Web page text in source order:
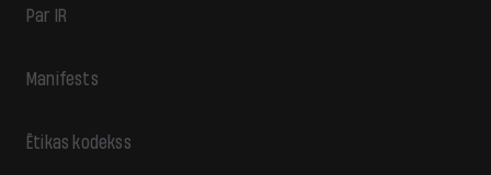
Par IR
Manifests
Ētikas kodekss